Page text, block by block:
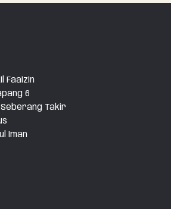
Faaizin
6
Seberang Takir
Iman